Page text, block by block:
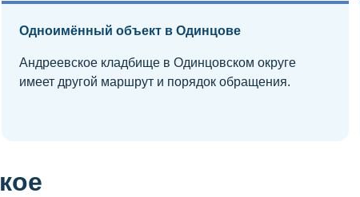
Одноимённый объект в Одинцове
Андреевское кладбище в Одинцовском округе
имеет другой маршрут и порядок обращения.